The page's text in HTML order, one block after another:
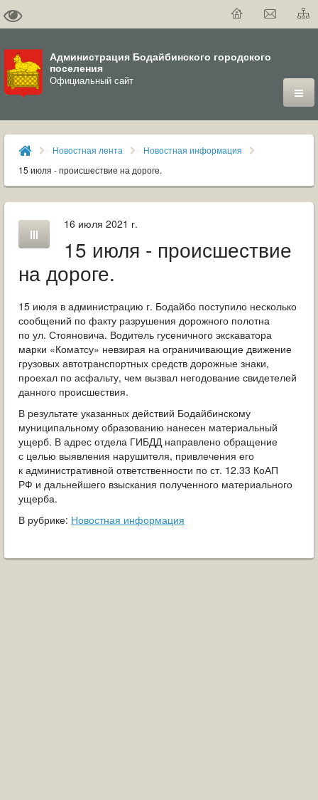
Администрация Бодайбинского городского
поселения
Официальный сайт
ГОРОД
ДУМА
ВЛАСТЬ
ДОКУМЕНТЫ
ОФИЦИАЛЬНЫЙ ВЕСТНИК БОДАЙБО
ОБРАЩЕНИЯ ГРАЖДАН
ГРАДОСТРОИТЕЛЬНАЯ ДЕЯТЕЛЬНОСТЬ
ИНФОРМИРОВАНИЕ НАСЕЛЕНИЯ
ДЕЯТЕЛЬНОСТЬ ПРОКУРАТУРЫ
МУНИЦИПАЛЬНЫЙ КОНТРОЛЬ
ПОИСК ПО САЙТУ
Новостная лента
Новостная информация
15 июля - происшествие на дороге.
16 июля 2021 г.
15 июля - происшествие
на дороге.
15 июля в администрацию г. Бодайбо поступило несколько
сообщений по факту разрушения дорожного полотна
по ул. Стояновича. Водитель гусеничного экскаватора
марки «Коматсу» невзирая на ограничивающие движение
грузовых автотранспортных средств дорожные знаки,
проехал по асфальту, чем вызвал негодование свидетелей
данного происшествия.
В результате указанных действий Бодайбинскому
муниципальному образованию нанесен материальный
ущерб. В адрес отдела ГИБДД направлено обращение
с целью выявления нарушителя, привлечения его
к административной ответственности по ст. 12.33 КоАП
РФ и дальнейшего взыскания полученного материального
ущерба.
В рубрике: Новостная информация